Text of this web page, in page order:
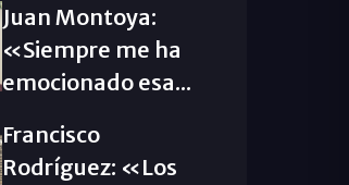
Juan Montoya:
«Siempre me ha
emocionado esa...
Francisco
Rodríguez: «Los